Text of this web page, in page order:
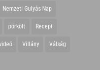
Nemzeti Gulyás Nap
pörkölt Recept
Villány Válság